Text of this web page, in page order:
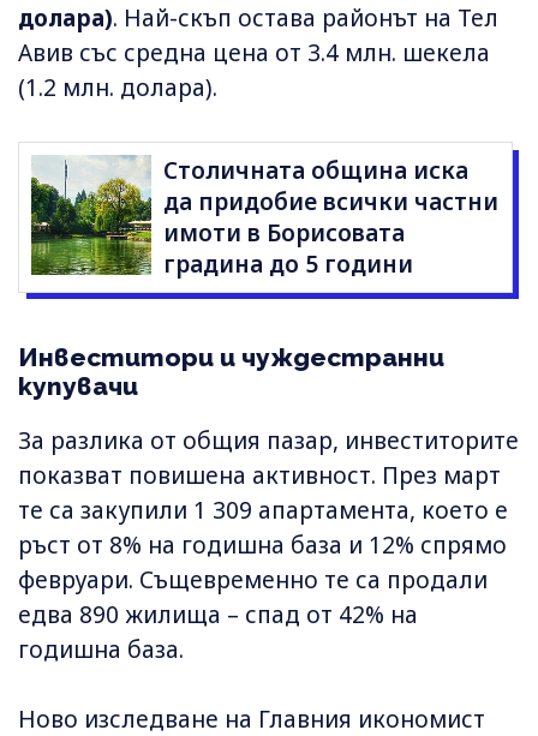
долара). Най-скъп остава районът на Тел
Авив със средна цена от 3.4 млн. шекела
(1.2 млн. долара).
Столичната община иска
да придобие всички частни
имоти в Борисовата
градина до 5 години
Инвеститори и чуждестранни
купувачи
За разлика от общия пазар, инвеститорите
показват повишена активност. През март
те са закупили 1 309 апартамента, което е
ръст от 8% на годишна база и 12% спрямо
февруари. Същевременно те са продали
едва 890 жилища – спад от 42% на
годишна база.
Ново изследване на Главния икономист